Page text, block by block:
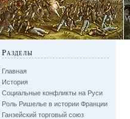
Разделы
Главная
История
Социальные конфликты на Руси
Роль Ришелье в истории Франции
Ганзейский торговый союз